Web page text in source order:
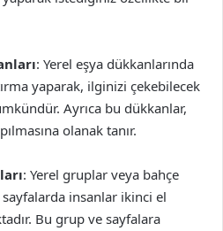
: Yerel eşya dükkanlarında
yaparak, ilginizi çekebilecek
Ayrıca bu dükkanlar,
olanak tanır.
: Yerel gruplar veya bahçe
insanlar ikinci el
Bu grup ve sayfalara